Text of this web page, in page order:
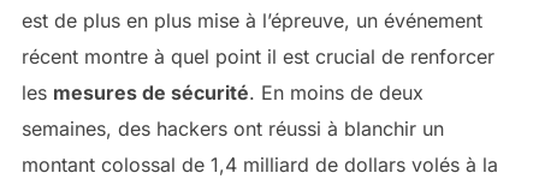
est de plus en plus mise à l’épreuve, un événement
récent montre à quel point il est crucial de renforcer
les mesures de sécurité. En moins de deux
semaines, des hackers ont réussi à blanchir un
montant colossal de 1,4 milliard de dollars volés à la